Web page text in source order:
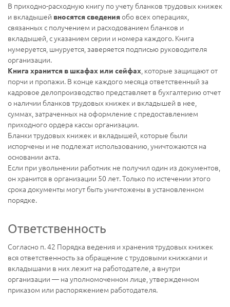
В приходно-расходную книгу по учету бланков трудовых книжек
и вкладышей вносятся сведенияобо всех операциях,
связанных с получением и расходованием бланков и
вкладышей, с указанием серии и номера каждого. Книга
нумеруется, шнуруется, заверяется подписью руководителя
организации.
Книга хранится в шкафах или сейфах, которые защищают от
порчи и пропажи. В конце каждого месяца ответственный за
кадровое делопроизводство представляет в бухгалтерию отчет
о наличии бланков трудовых книжек и вкладышей в нее,
суммах, затраченных на оформление с предоставлением
приходного ордера кассы организации.
Бланки трудовых книжек и вкладышей, которые были
испорчены и не подлежат использованию, уничтожаются на
основании акта.
Если при увольнении работник не получил один из документов,
он хранится в организации 50 лет. Только по истечении этого
срока документы могут быть уничтожены в установленном
порядке.
Ответственность
Согласно п. 42 Порядка ведения и хранения трудовых книжек
вся ответственность за обращение с трудовыми книжками и
вкладышами в них лежит на работодателе, а внутри
организации — на уполномоченном лице, утвержденном
приказом или распоряжением работодателя.